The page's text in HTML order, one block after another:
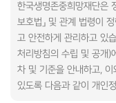
한국생명존중희망재단은
보호법」 및 관계 법령이
고 안전하게 관리하고 있
처리방침의 수립 및 공개)
차 및 기준을 안내하고,
있도록 다음과 같이 개인